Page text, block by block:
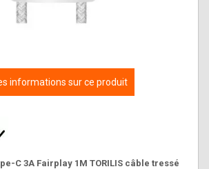
informations sur ce produit
C 3A Fairplay 1M TORILIS câble tressé